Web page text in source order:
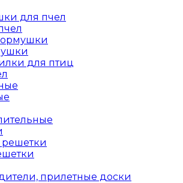
для пчел
для птиц
прилетные доски